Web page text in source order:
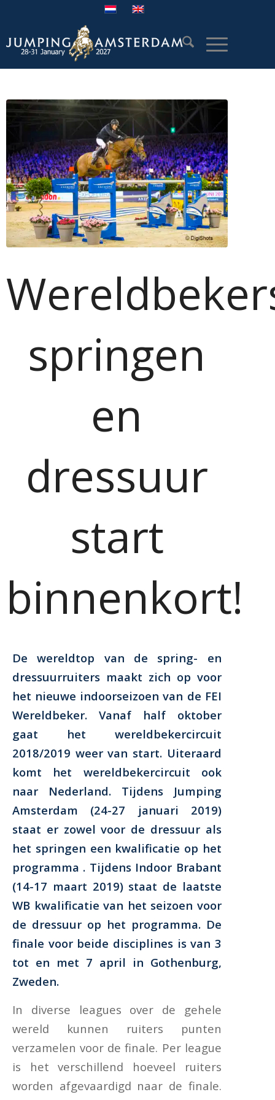
springen
en
dressuur
start
binnenkort!
De wereldtop van de spring- en
dressuurruiters maakt zich op voor
het nieuwe indoorseizoen van de FEI
Wereldbeker. Vanaf half oktober
gaat het wereldbekercircuit
2018/2019 weer van start. Uiteraard
komt het wereldbekercircuit ook
naar Nederland. Tijdens Jumping
Amsterdam (24-27 januari 2019)
staat er zowel voor de dressuur als
het springen een kwalificatie op het
programma . Tijdens Indoor Brabant
(14-17 maart 2019) staat de laatste
WB kwalificatie van het seizoen voor
de dressuur op het programma. De
finale voor beide disciplines is van 3
tot en met 7 april in Gothenburg,
Zweden.
In diverse leagues over de gehele
wereld kunnen ruiters punten
verzamelen voor de finale. Per league
is het verschillend hoeveel ruiters
worden afgevaardigd naar de finale.